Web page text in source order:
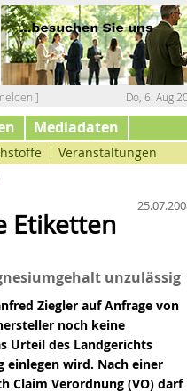
] Do, 6. Aug
Veranstaltungen
Mediadaten
Etiketten
unzulässig
Ziegler auf Anfrage von
noch keine
Urteil des Landgerichts
einlegen wird. Nach einer
Claim Verordnung (VO) darf